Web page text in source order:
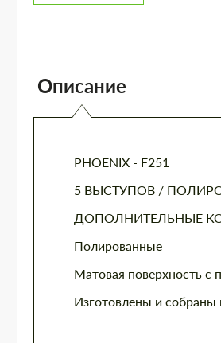
Описание
PHOENIX - F251
5 ВЫСТУПОВ /
ДОПОЛНИТЕЛЬНЫЕ
Полированные
Матовая поверхность с
Изготовлены и